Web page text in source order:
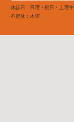
休診日：日曜・祝日・土曜午
不定休：木曜